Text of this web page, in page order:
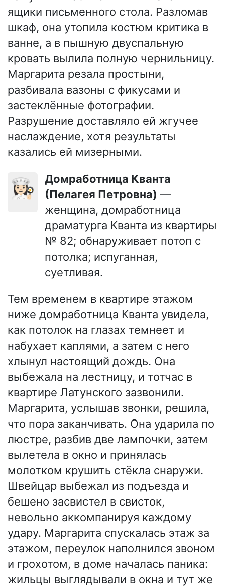
ящики письменного стола. Разломав
шкаф, она утопила костюм критика в
ванне, а в пышную двуспальную
кровать вылила полную чернильницу.
Маргарита резала простыни,
разбивала вазоны с фикусами и
застеклённые фотографии.
Разрушение доставляло ей жгучее
наслаждение, хотя результаты
казались ей мизерными.
👩🏻‍🍳
Домработница Кванта
(Пелагея Петровна) —
женщина, домработница
драматурга Кванта из квартиры
№ 82; обнаруживает потоп с
потолка; испуганная,
суетливая.
Тем временем в квартире этажом
ниже домработница Кванта увидела,
как потолок на глазах темнеет и
набухает каплями, а затем с него
хлынул настоящий дождь. Она
выбежала на лестницу, и тотчас в
квартире Латунского зазвонили.
Маргарита, услышав звонки, решила,
что пора заканчивать. Она ударила по
люстре, разбив две лампочки, затем
вылетела в окно и принялась
молотком крушить стёкла снаружи.
Швейцар выбежал из подъезда и
бешено засвистел в свисток,
невольно аккомпанируя каждому
удару. Маргарита спускалась этаж за
этажом, переулок наполнился звоном
и грохотом, в доме началась паника:
жильцы выглядывали в окна и тут же